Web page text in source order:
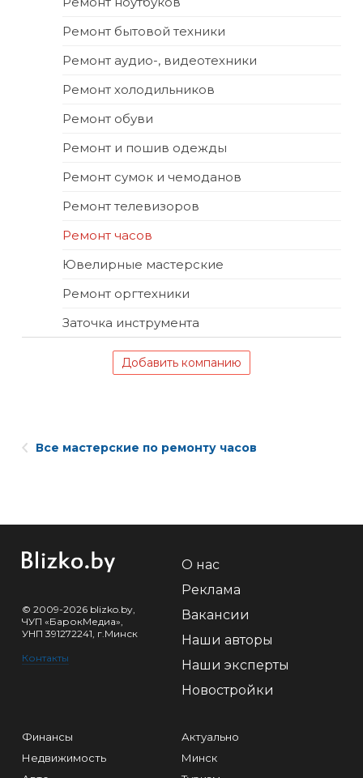
Ремонт бытовой техники
Ремонт аудио-, видеотехники
Ремонт холодильников
Ремонт обуви
Ремонт и пошив одежды
Ремонт сумок и чемоданов
Ремонт телевизоров
Ремонт часов
Ювелирные мастерские
Ремонт оргтехники
Заточка инструмента
Добавить компанию
Все мастерские по ремонту часов
© 2009-2026 blizko.by,
ЧУП «БарокМедиа»,
УНП 391272241, г.Минск
Контакты
О нас
Реклама
Вакансии
Наши авторы
Наши эксперты
Новостройки
Финансы
Недвижимость
Актуально
Минск